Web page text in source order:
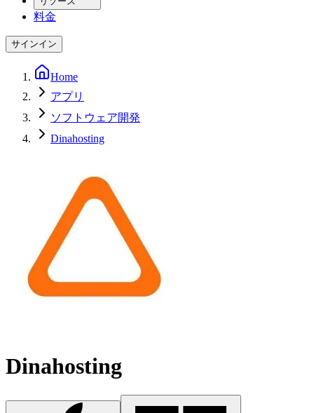
料金
サインイン
Home
アプリ
ソフトウェア開発
Dinahosting
Dinahosting